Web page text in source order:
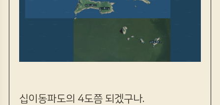
십이동파도의 4도쯤 되겠구나.